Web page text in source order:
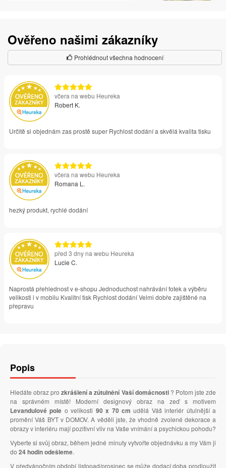
Ověřeno našimi zákazníky
Prohlédnout všechna hodnocení
včera na webu Heureka
Robert K.
Určitě si objednám zas prostě super Rychlost dodání a skvělá kvalita tisku
včera na webu Heureka
Romana L.
hezký produkt, rychlé dodání
před 3 dny na webu Heureka
Lucie C.
Naprostá přehlednost v e-shopu Jednoduchost nahrávání fotek a výběru
velikosti i v mobilu Kvalitní tisk Rychlost dodání Velmi dobře zajištěné na
přepravu
Popis
Hledáte obraz prozkrášlení a zútulnění Vaší domácnosti? Potom jste zde
na správném místě! Moderní designový obraz na zeď s motivem
Levandulové pole o velikosti 90 x 70 cm udělá Váš interiér útulnější a
promění Váš BYT v DOMOV. A věděli jste, že vhodně zvolené dekorace a
obrazy v interiéru mají pozitivní vliv na Vaše vnímání a psychickou pohodu?
Vyberte si svůj obraz, během jedné minuty vytvořte objednávku a my Vám ji
do 24 hodin odešleme.
V předvánočním období listopad/prosinec se může dodací doba prodloužit